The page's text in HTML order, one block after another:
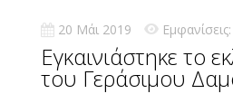
20 Μάι 2019
Εγκαινιάστηκε το
του Γεράσιμου